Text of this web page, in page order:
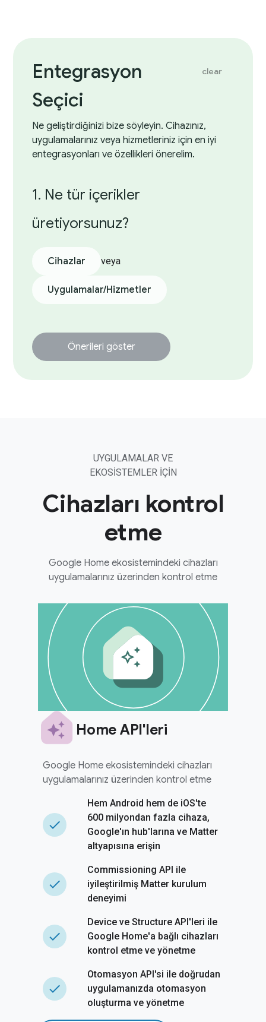
Entegrasyon
Seçici
clear
Ne geliştirdiğinizi bize söyleyin. Cihazınız,
uygulamalarınız veya hizmetleriniz için en iyi
entegrasyonları ve özellikleri önerelim.
1. Ne tür içerikler
üretiyorsunuz?
Cihazlar veya
Uygulamalar/Hizmetler
Önerileri göster
UYGULAMALAR VE
EKOSISTEMLER IÇIN
Cihazları kontrol
etme
Google Home ekosistemindeki cihazları
uygulamalarınız üzerinden kontrol etme
Home API'leri
Google Home ekosistemindeki cihazları
uygulamalarınız üzerinden kontrol etme
done
Hem Android hem de iOS'te
600 milyondan fazla cihaza,
Google'ın hub'larına ve Matter
altyapısına erişin
done
Commissioning API ile
iyileştirilmiş Matter kurulum
deneyimi
done
Device ve Structure API'leri ile
Google Home'a bağlı cihazları
kontrol etme ve yönetme
done
Otomasyon API'si ile doğrudan
uygulamanızda otomasyon
oluşturma ve yönetme